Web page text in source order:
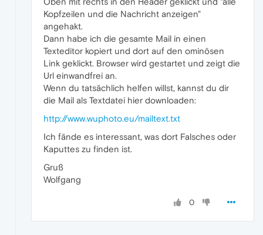
Kopfzeilen und die Nachricht anzeigen"
angehakt.
Dann habe ich die gesamte Mail in einen
Texteditor kopiert und dort auf den ominösen
Link geklickt. Browser wird gestartet und zeigt die
Url einwandfrei an.
Wenn du tatsächlich helfen willst, kannst du dir
die Mail als Textdatei hier downloaden:
http://www.wuphoto.eu/mailtext.txt
Ich fände es interessant, was dort Falsches oder
Kaputtes zu finden ist.
Gruß
Wolfgang
0